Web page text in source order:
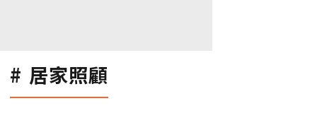
居家照顧